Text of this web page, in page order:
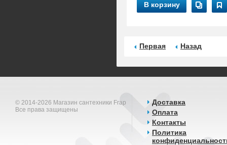
В корзину
Первая Назад
© 2014-2026 Магазин сантехники Frap
Все права защищены
Доставка
Оплата
Контакты
Политика